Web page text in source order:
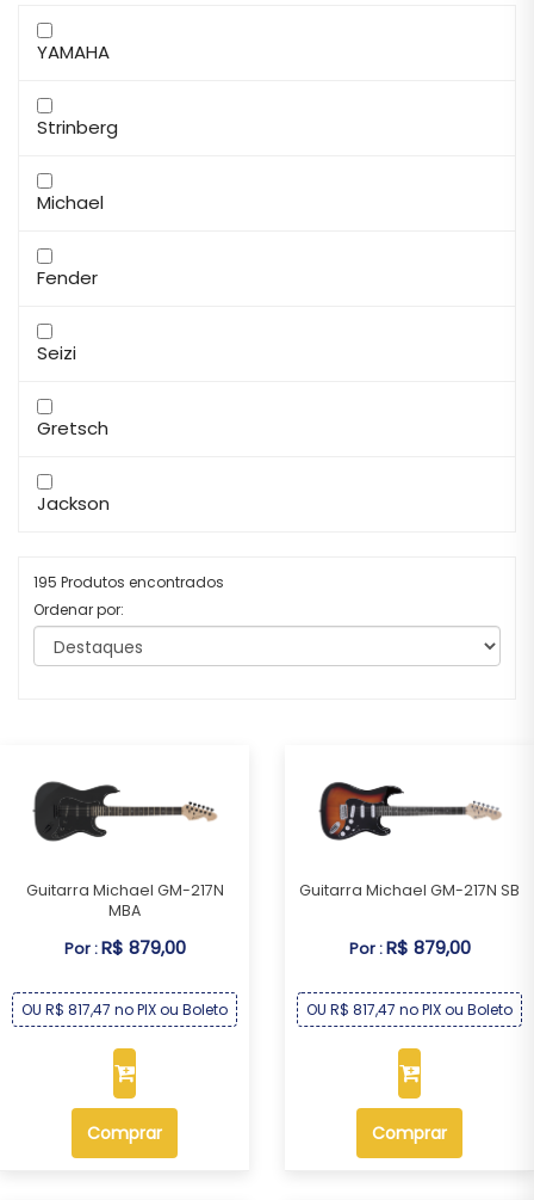
YAMAHA
Strinberg
Michael
Fender
Seizi
Gretsch
Jackson
195 Produtos encontrados
Ordenar por:
Guitarra Michael GM-217N
MBA
Por :R$ 879,00
OU R$ 817,47 no PIX ou Boleto
Comprar
Guitarra Michael GM-217N SB
Por :R$ 879,00
OU R$ 817,47 no PIX ou Boleto
Comprar